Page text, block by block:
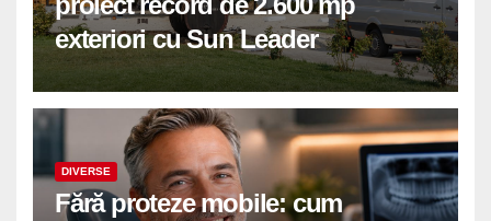
exteriori cu Sun Leader
DIVERSE
Fără proteze mobile: cum